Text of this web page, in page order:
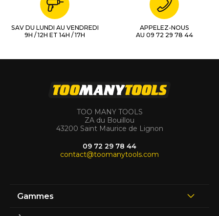
SAV DU LUNDI AU VENDREDI
9H / 12H ET 14H / 17H
APPELEZ-NOUS
AU 09 72 29 78 44
TOO MANY TOOLS
ZA du Bouillou
43200 Saint Maurice de Lignon
09 72 29 78 44
contact@toomanytools.com
Gammes